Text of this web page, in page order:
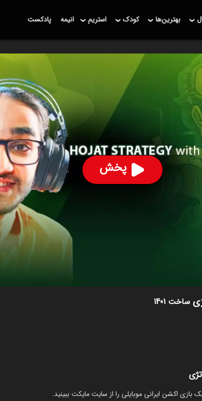
بهترین‌ها کودک استریم انیمه پادکست
پخش
ساخت 1401
اکشن ایرانی موبایلی را از سایت مایکت ببینید.